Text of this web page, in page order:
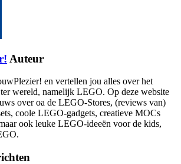
Auteur
en vertellen jou alles over het
ter wereld, namelijk LEGO. Op deze website
over oa de LEGO-Stores, (reviews van)
coole LEGO-gadgets, creatieve MOCs
ook leuke LEGO-ideeën voor de kids,